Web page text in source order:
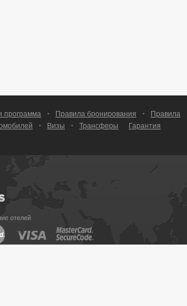
программа • Правила бронирования •
Правила
• Визы • Трансферы
Гарантия
отелей